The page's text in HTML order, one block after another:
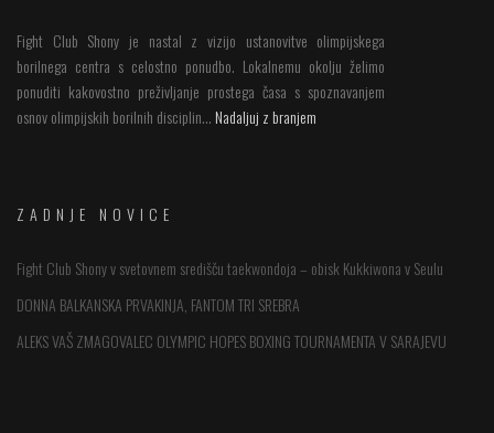
Fight Club Shony je nastal z vizijo ustanovitve olimpijskega
borilnega centra s celostno ponudbo. Lokalnemu okolju želimo
ponuditi kakovostno preživljanje prostega časa s spoznavanjem
osnov olimpijskih borilnih disciplin... Nadaljuj z branjem
ZADNJE NOVICE
Fight Club Shony v svetovnem središču taekwondoja – obisk Kukkiwona v Seulu
DONNA BALKANSKA PRVAKINJA, FANTOM TRI SREBRA
ALEKS VAŠ ZMAGOVALEC OLYMPIC HOPES BOXING TOURNAMENTA V SARAJEVU